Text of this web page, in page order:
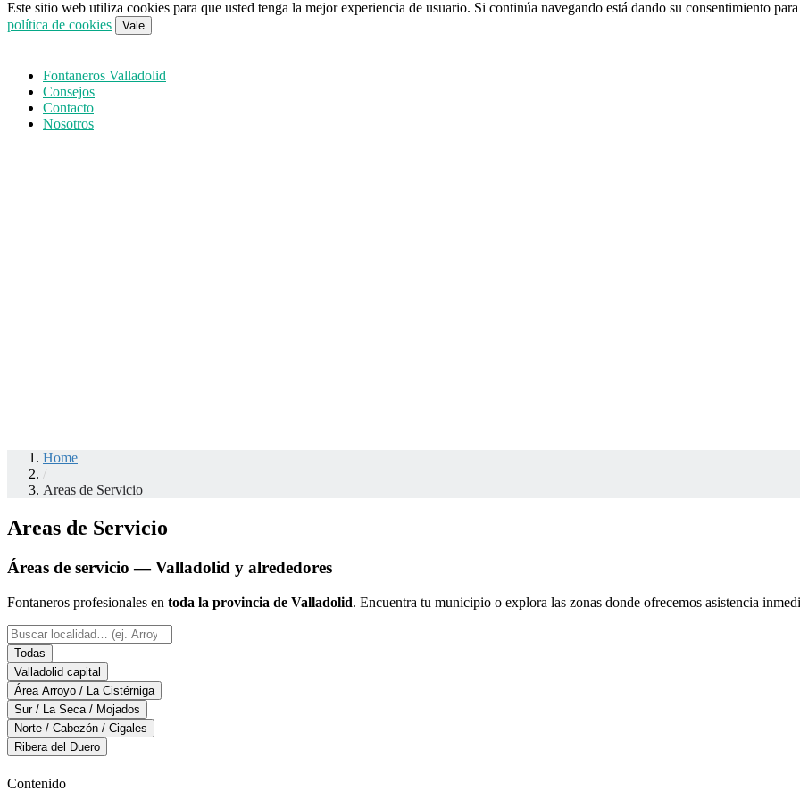
Fontaneros Valladolid
Consejos
Contacto
Nosotros
Home
/
Areas de Servicio
Areas de Servicio
Áreas de servicio — Valladolid y alrededores
Fontaneros profesionales en toda la provincia de Valladolid. Encuentra tu municipio o explora las zonas donde ofrecemos asistencia
Todas
Valladolid capital
Área Arroyo / La Cistérniga
Sur / La Seca / Mojados
Norte / Cabezón / Cigales
Ribera del Duero
Contenido
Este sitio web utiliza cookies para que usted tenga la mejor experiencia de usuario. Si continúa navegando está dando su consentimiento
política de cookies
Vale